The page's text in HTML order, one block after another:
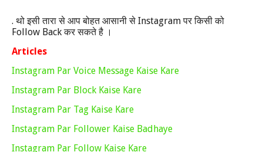
. थो इसी तारा से आप बोहत आसानी से Instagramपर किसी को
Follow Backकर सकते है ।
Articles
Instagram Par Voice Message Kaise Kare
Instagram Par Block Kaise Kare
Instagram Par Tag Kaise Kare
Instagram Par Follower Kaise Badhaye
Instagram Par Follow Kaise Kare